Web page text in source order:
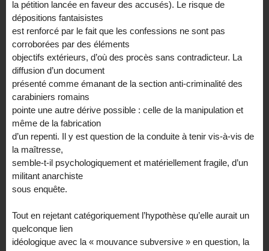
la pétition lancée en faveur des accusés). Le risque de
dépositions fantaisistes
est renforcé par le fait que les confessions ne sont pas
corroborées par des éléments
objectifs extérieurs, d’où des procès sans contradicteur. La
diffusion d’un document
présenté comme émanant de la section anti-criminalité des
carabiniers romains
pointe une autre dérive possible : celle de la manipulation et
même de la fabrication
d’un repenti. Il y est question de la conduite à tenir vis-à-vis de
la maîtresse,
semble-t-il psychologiquement et matériellement fragile, d’un
militant anarchiste
sous enquête.
Tout en rejetant catégoriquement l’hypothèse qu’elle aurait un
quelconque lien
idéologique avec la « mouvance subversive » en question, la